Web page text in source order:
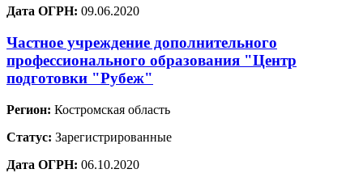
Дата ОГРН: 09.06.2020
Частное учреждение дополнительного
профессионального образования "Центр
подготовки "Рубеж"
Регион: Костромская область
Статус: Зарегистрированные
Дата ОГРН: 06.10.2020